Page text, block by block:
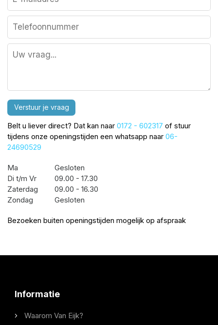
Verstuur je vraag
Belt u liever direct? Dat kan naar 0172 - 602317 of stuur
tijdens onze openingstijden een whatsapp naar 06-
24690529
Ma
Gesloten
Di t/m Vr
09.00 - 17.30
Zaterdag
09.00 - 16.30
Zondag
Gesloten
Bezoeken buiten openingstijden mogelijk op afspraak
Informatie
Waarom Van Eijk?